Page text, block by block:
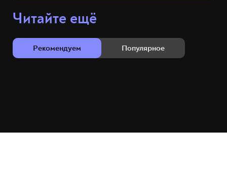
Читайте ещё
Рекомендуем Популярное